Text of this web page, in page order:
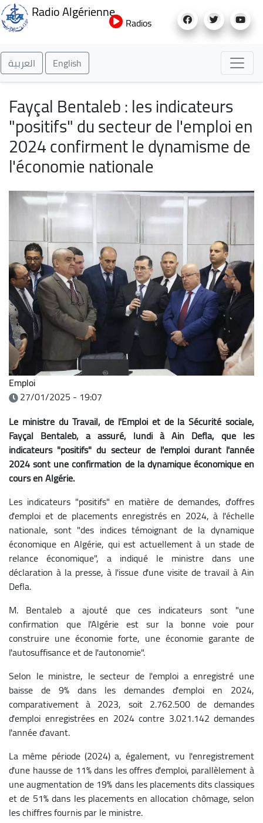
au
Radio Algérienne
Radios
العربية English
Fayçal Bentaleb : les indicateurs
"positifs" du secteur de l'emploi en
2024 confirment le dynamisme de
l'économie nationale
Emploi
27/01/2025 - 19:07
Le ministre du Travail, de l'Emploi et de la Sécurité sociale,
Fayçal Bentaleb, a assuré, lundi à Ain Defla, que les
indicateurs "positifs" du secteur de l'emploi durant l'année
2024 sont une confirmation de la dynamique économique en
cours en Algérie.
Les indicateurs "positifs" en matière de demandes, d'offres
d'emploi et de placements enregistrés en 2024, à l'échelle
nationale, sont "des indices témoignant de la dynamique
économique en Algérie, qui est actuellement à un stade de
relance économique", a indiqué le ministre dans une
déclaration à la presse, à l'issue d'une visite de travail à Ain
Defla.
M. Bentaleb a ajouté que ces indicateurs sont "une
confirmation que l'Algérie est sur la bonne voie pour
construire une économie forte, une économie garante de
l'autosuffisance et de l'autonomie".
Selon le ministre, le secteur de l'emploi a enregistré une
baisse de 9% dans les demandes d'emploi en 2024,
comparativement à 2023, soit 2.762.500 de demandes
d'emploi enregistrées en 2024 contre 3.021.142 demandes
l'année d'avant.
La même période (2024) a, également, vu l'enregistrement
d'une hausse de 11% dans les offres d'emploi, parallèlement à
une augmentation de 19% dans les placements dits classiques
et de 51% dans les placements en allocation chômage, selon
les chiffres fournis par le ministre.